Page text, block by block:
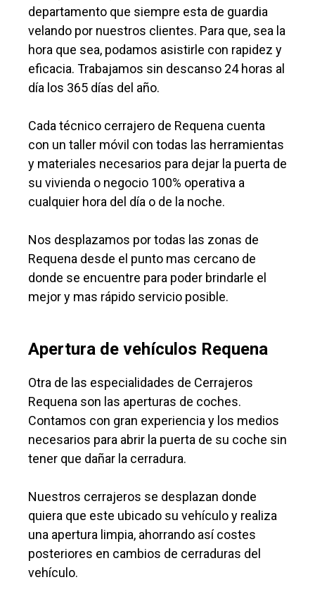
departamento que siempre esta de guardia
velando por nuestros clientes. Para que, sea la
hora que sea, podamos asistirle con rapidez y
eficacia. Trabajamos sin descanso 24 horas al
día los 365 días del año.
Cada técnico cerrajero de Requena cuenta
con un taller móvil con todas las herramientas
y materiales necesarios para dejar la puerta de
su vivienda o negocio 100% operativa a
cualquier hora del día o de la noche.
Nos desplazamos por todas las zonas de
Requena desde el punto mas cercano de
donde se encuentre para poder brindarle el
mejor y mas rápido servicio posible.
Apertura de vehículos Requena
Otra de las especialidades de Cerrajeros
Requena son las aperturas de coches.
Contamos con gran experiencia y los medios
necesarios para abrir la puerta de su coche sin
tener que dañar la cerradura.
Nuestros cerrajeros se desplazan donde
quiera que este ubicado su vehículo y realiza
una apertura limpia, ahorrando así costes
posteriores en cambios de cerraduras del
vehículo.